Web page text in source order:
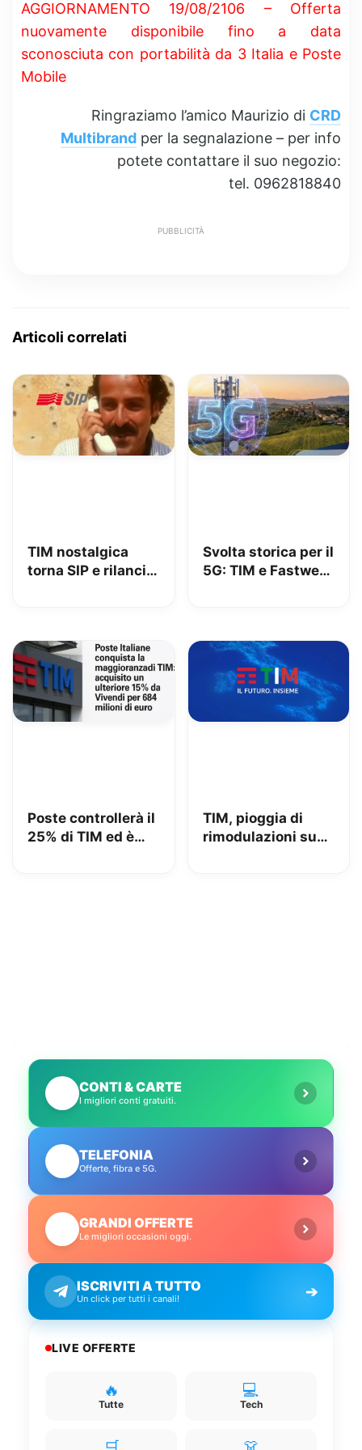
AGGIORNAMENTO 19/08/2106 – Offerta
nuovamente disponibile fino a data
sconosciuta con portabilità da 3 Italia e Poste
Mobile
Ringraziamo l’amico Maurizio di CRD
Multibrand per la segnalazione – per info
potete contattare il suo negozio:
tel. 0962818840
PUBBLICITÀ
Articoli correlati
TIM nostalgica
torna SIP e rilancia
Svolta storica per il
5G: TIM e Fastweb
senza segnale
Poste controllerà il
25% di TIM ed è
TIM, pioggia di
rimodulazioni su
CONTI & CARTE
I migliori conti gratuiti.
TELEFONIA
Offerte, fibra e 5G.
GRANDI OFFERTE
Le migliori occasioni oggi.
ISCRIVITI A TUTTO
Un click per tutti i canali! ➔
LIVE OFFERTE
🔥
Tutte
💻
Tech